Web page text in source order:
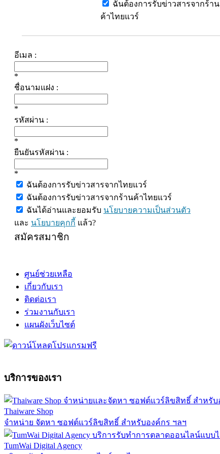
ฉันต้องการรับข่าวสารจากร้าน
ค้าไทยแวร์
อีเมล :
*
ชื่อนามแฝง :
*
รหัสผ่าน :
*
ยืนยันรหัสผ่าน :
*
ฉันต้องการรับข่าวสารจากไทยแวร์
ฉันต้องการรับข่าวสารจากร้านค้าไทยแวร์
ฉันได้อ่านและยอมรับ นโยบายความเป็นส่วนตัว
และ นโยบายคุกกี้ แล้ว?
สมัครสมาชิก
ศูนย์ช่วยเหลือ
เกี่ยวกับเรา
ติดต่อเรา
ร่วมงานกับเรา
แผนผังเว็บไซต์
บริการของเรา
Thaiware Shop
จำหน่าย จัดหา ซอฟต์แวร์ลิขสิทธิ์ สำหรับองค์กร ฯลฯ
TumWai Digital Agency